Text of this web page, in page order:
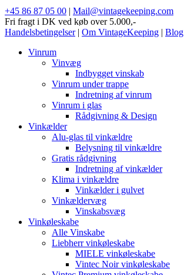
+45 86 87 05 00
Mail@vintagekeeping.com
Fri fragt i DK ved køb over 5.000,-
Handelsbetingelser| Om VintageKeeping Blog
Vinrum
Vinvæg
Indbygget vinskab
Vinrum under trappe
Indretning af vinrum
Vinrum i glas
Rådgivning & Design
Vinkælder
Alu-glas til vinkældre
Belysning til vinkældre
Gratis rådgivning
Indretning af vinkælder
Klima i vinkældre
Vinkælder i gulvet
Vinkældervæg
Vinskabsvæg
Vinkøleskabe
Alle Vinskabe
Liebherr vinkøleskabe
MIELE vinkøleskabe
Vintec Noir vinkøleskabe